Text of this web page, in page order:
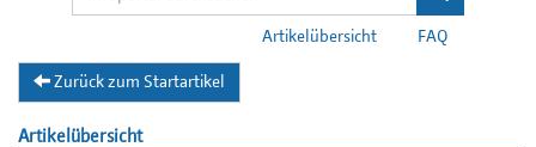
FAQ
Artikelübersicht
Zurück zum Startartikel
Artikelübersicht